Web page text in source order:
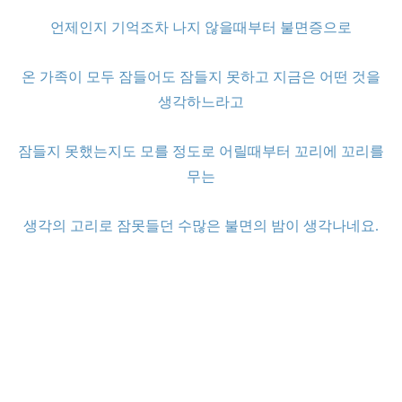
언제인지 기억조차 나지 않을때부터 불면증으로
온 가족이 모두 잠들어도 잠들지 못하고 지금은 어떤 것을
생각하느라고
잠들지 못했는지도 모를 정도로 어릴때부터 꼬리에 꼬리를
무는
생각의 고리로 잠못들던 수많은 불면의 밤이 생각나네요.